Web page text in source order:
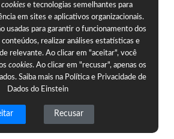
cookies e tecnologias semelhantes para
em sites e aplicativos organizacionais.
usadas para garantir o funcionamento dos
conteúdos, realizar análises estatísticas e
relevante. Ao clicar em "aceitar", você
cookies. Ao clicar em "recusar", apenas os
Saiba mais na Política e Privacidade de
Dados do Einstein
Recusar